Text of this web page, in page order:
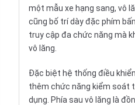
một mẫu xe hạng sang, vô
cũng bố trí dày đặc phím
truy cập đa chức năng mà
vô lăng.
Đặc biệt hệ thống điều
thêm chức năng kiểm soát
dụng. Phía sau vô lăng là